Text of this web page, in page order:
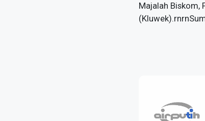
Majalah Biskom,